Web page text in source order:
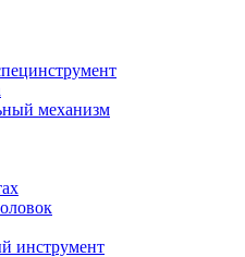
механизм
инструмент